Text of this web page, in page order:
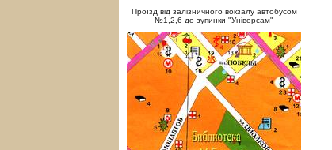
Проїзд від залізничного вокзалу автобусом
№1,2,6 до зупинки "Універсам"